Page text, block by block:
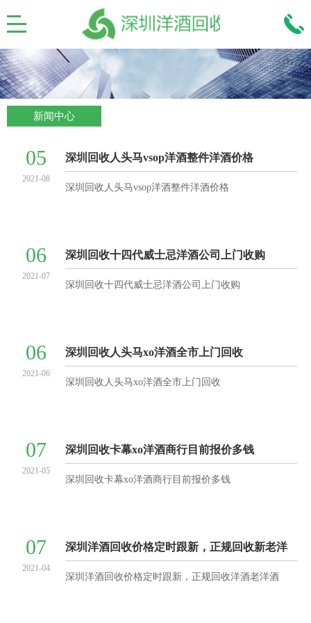
新闻中心
05
2021-08
深圳回收人头马vsop洋酒整件洋酒价格
深圳回收人头马vsop洋酒整件洋酒价格
06
2021-07
深圳回收十四代威士忌洋酒公司上门收购
深圳回收十四代威士忌洋酒公司上门收购
06
2021-06
深圳回收人头马xo洋酒全市上门回收
深圳回收人头马xo洋酒全市上门回收
07
2021-05
深圳回收卡幕xo洋酒商行目前报价多钱
深圳回收卡幕xo洋酒商行目前报价多钱
07
2021-04
深圳洋酒回收价格定时跟新，正规回收新老洋
酒
深圳洋酒回收价格定时跟新，正规回收洋酒老洋酒